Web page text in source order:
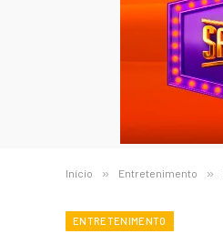
Início » Entretenimento »
ENTRETENIMENTO